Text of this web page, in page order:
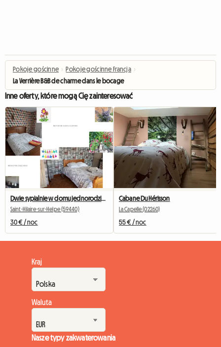
Pokoje gościnne › Pokoje gościnne Francja ›
La Verrière B&B de charme dans le bocage
Inne oferty, które mogą Cię zainteresować
Dwie sypialnie w domu jednorodzinnym na wsi
Saint-Hilaire-sur-Helpe (59440)
30 € / noc
Cabane Du Hérisson
La Capelle (02260)
55 € / noc
Kraj
Waluta
Nasze typy zakwaterowania